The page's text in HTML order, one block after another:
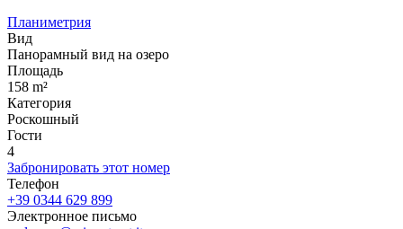
Планиметрия
Вид
Панорамный вид на озеро
Площадь
158 m²
Категория
Роскошный
Гости
4
Забронировать этот номер
Телефон
+39 0344 629 899
Электронное письмо